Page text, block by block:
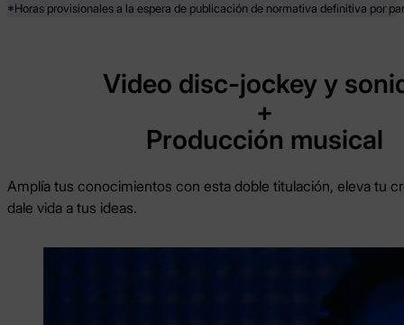
*Horas provisionales a la espera de publicación de normativa definitiva por
Video disc-jockey y
+
Producción musical
Amplía tus conocimientos con esta doble titulación, eleva tu
dale vida a tus ideas.